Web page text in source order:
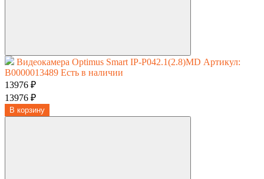
Видеокамера Optimus Smart IP-P042.1(2.8)MD Артикул:
В0000013489 Есть в наличии
13976 ₽
13976 ₽
В корзину